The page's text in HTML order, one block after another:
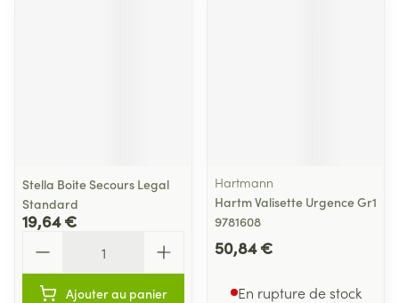
Stella Boite Secours Legal
Standard
19,64 €
Ajouter au panier
Hartmann
Hartm Valisette Urgence Gr1
9781608
50,84 €
En rupture de stock